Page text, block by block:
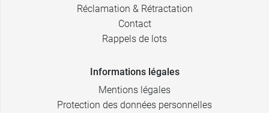
Réclamation & Rétractation
Contact
Rappels de lots
Informations légales
Mentions légales
Protection des données personnelles